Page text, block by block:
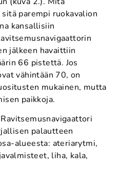
parempi ruokavalion
kansallisiin
jälkeen havaittiin
66 pistettä. Jos
vähintään 70, on
mukainen, mutta
paikkoja.
palautteen
alueesta: ateriarytmi,
liha, kala,